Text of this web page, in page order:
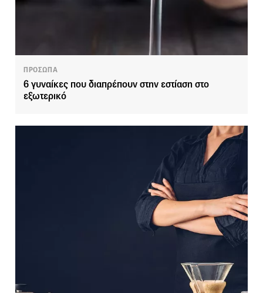
ΠΡΟΣΩΠΑ
6 γυναίκες που διαπρέπουν στην εστίαση στο
εξωτερικό